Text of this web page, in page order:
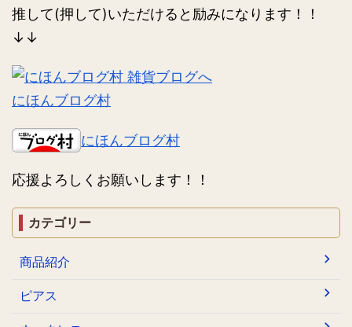
推して(押して)いただけると励みになります！！
↓↓
にほんブログ村
にほんブログ村
応援よろしくお願いします！！
カテゴリー
商品紹介
ピアス